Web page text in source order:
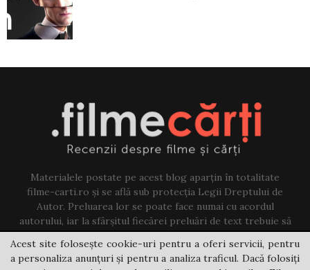
Materialele postate pe acest blog aparțin în totalitate
filme-carti.ro și se află sub protecția Legii Dreptului de
Autor. Preluarea lor se poate face numai cu acordul
autorului, iar la sfârșitul fiecărei preluări de text trebuie să
existe un link către acest blog.
Contact us:jovi@filme-carti.ro
Acest site folosește cookie-uri pentru a oferi servicii, pentru
a personaliza anunțuri și pentru a analiza traficul. Dacă folosiți